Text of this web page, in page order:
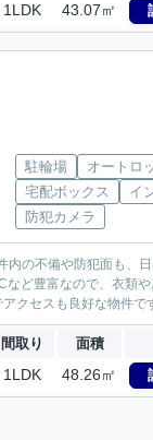
1LDK 43.07㎡
駐輪場 オートロ
宅配ボックス
イ
防犯カメラ
の不備や防犯面も、
ど豊富なので、衣類
クセスも良好な物件で
間取り 面積
1LDK 48.26㎡